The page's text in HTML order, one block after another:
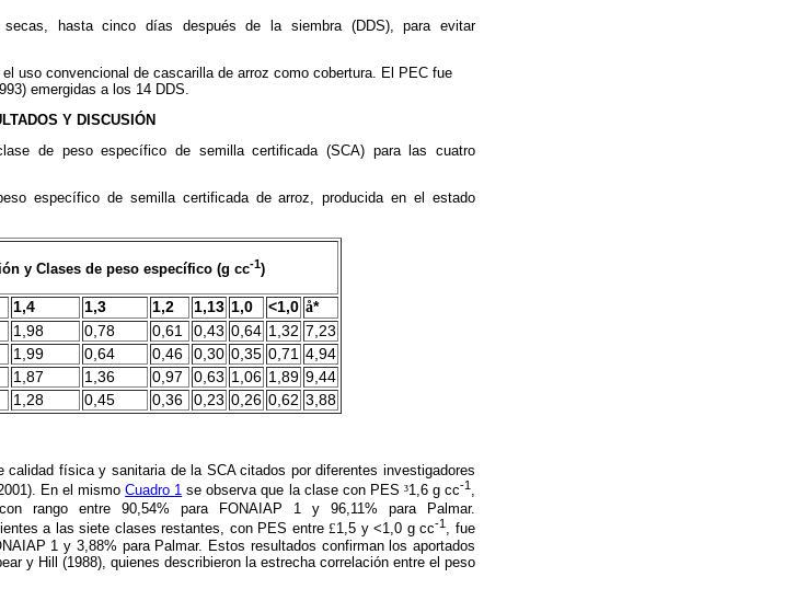
hasta cinco días después de la siembra (DDS), para evitar
uso convencional de cascarilla de arroz como cobertura. El PEC fue
emergidas a los 14 DDS.
Y DISCUSIÓN
de peso específico de semilla certificada (SCA) para las cuatro
específico de semilla certificada de arroz, producida en el estado
y Clases de peso específico (g cc-1)
1,4 1,3 1,2 1,13 1,0 <1,0 å*
1,98 0,78 0,61 0,43 0,64 1,32 7,23
1,99 0,64 0,46 0,30 0,35 0,71 4,94
1,87 1,36 0,97 0,63 1,06 1,89 9,44
1,28 0,45 0,36 0,23 0,26 0,62 3,88
física y sanitaria de la SCA citados por diferentes investigadores
En el mismoCuadro 1 se observa que la clase con PES ³1,6 g cc-1,
rango entre 90,54% para FONAIAP 1 y 96,11% para Palmar.
a las siete clases restantes, con PES entre£1,5 y <1,0 g cc-1 , fue
1 y 3,88% para Palmar. Estos resultados confirman los aportados
y Hill (1988), quienes describieron la estrecha correlación entre el peso